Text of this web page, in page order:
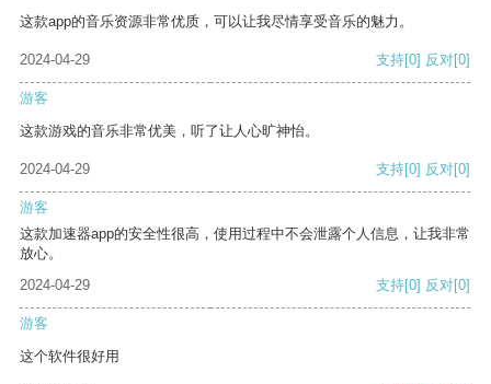
这款app的音乐资源非常优质，可以让我尽情享受音乐的魅力。
2024-04-29 支持[0] 反对[0]
游客
这款游戏的音乐非常优美，听了让人心旷神怡。
2024-04-29 支持[0] 反对[0]
游客
这款加速器app的安全性很高，使用过程中不会泄露个人信息，让我非常
放心。
2024-04-29
支持[0] 反对[0]
游客
这个软件很好用